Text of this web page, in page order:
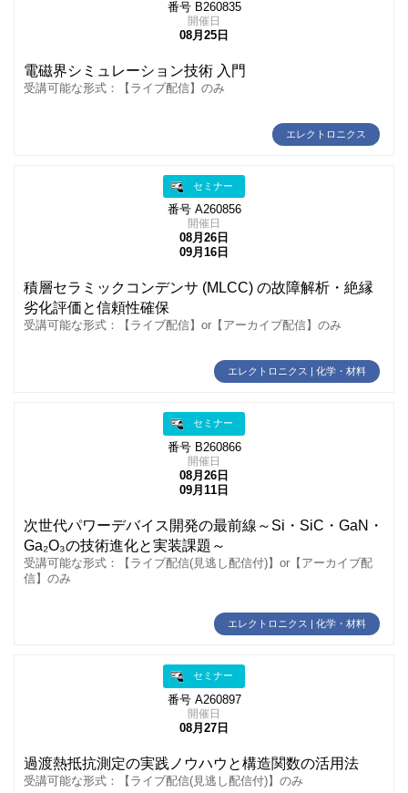
番号 B260835
開催日
08月25日
電磁界シミュレーション技術 入門
受講可能な形式：【ライブ配信】のみ
エレクトロニクス
セミナー
番号 A260856
開催日
08月26日
09月16日
積層セラミックコンデンサ (MLCC) の故障解析・絶縁
劣化評価と信頼性確保
受講可能な形式：【ライブ配信】or【アーカイブ配信】のみ
エレクトロニクス | 化学・材料
セミナー
番号 B260866
開催日
08月26日
09月11日
次世代パワーデバイス開発の最前線～Si・SiC・GaN・
Ga₂O₃の技術進化と実装課題～
受講可能な形式：【ライブ配信(見逃し配信付)】or【アーカイブ配
信】のみ
エレクトロニクス | 化学・材料
セミナー
番号 A260897
開催日
08月27日
過渡熱抵抗測定の実践ノウハウと構造関数の活用法
受講可能な形式：【ライブ配信(見逃し配信付)】のみ